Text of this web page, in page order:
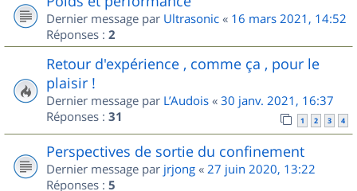
Dernier message par Ultrasonic « 16 mars 2021, 14:52
Réponses : 2
Retour d'expérience , comme ça , pour le
plaisir !
Dernier message par L’Audois « 30 janv. 2021, 16:37
Réponses : 31 1 2 3 4
Perspectives de sortie du confinement
Dernier message par jrjong « 27 juin 2020, 13:22
Réponses : 5